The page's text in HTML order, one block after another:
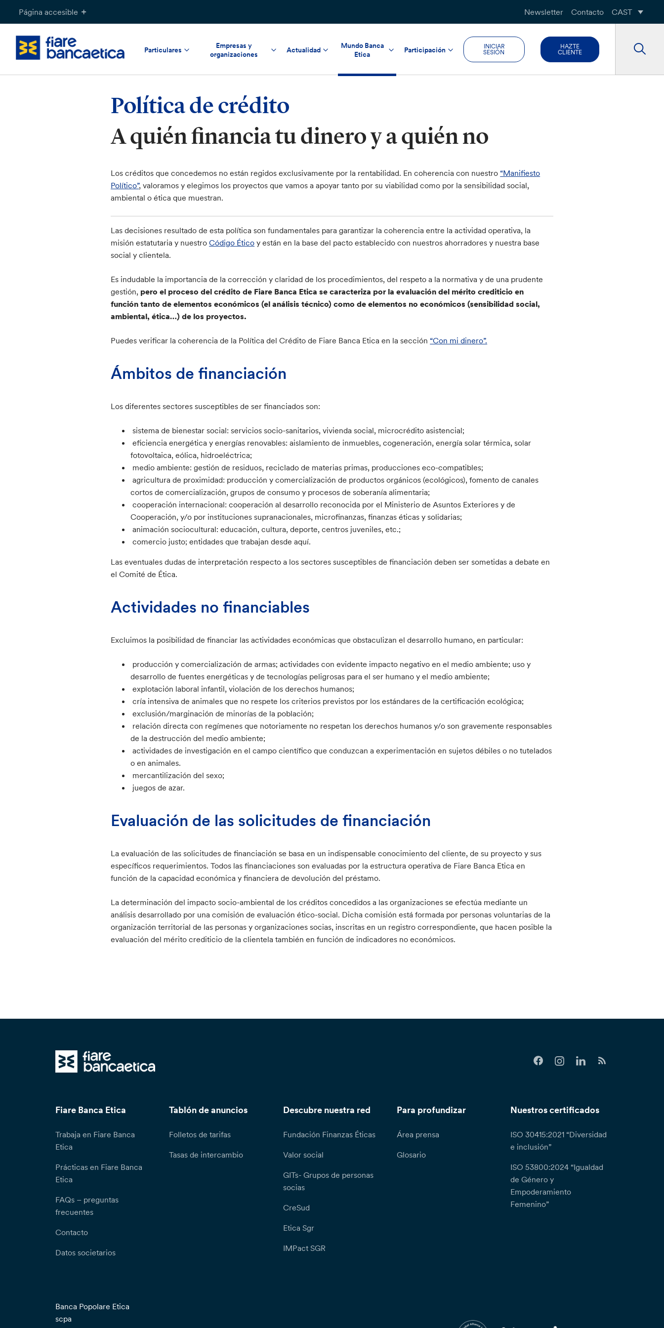
Página accesible Newsletter Contacto CAST
Particulares
Empresas y
organizaciones
Actualidad
Mundo Banca
Etica
Participación
INICIAR
SESIÓN
HAZTE
CLIENTE
Política de crédito
A quién financia tu dinero y a quién no
Los créditos que concedemos no están regidos exclusivamente por la rentabilidad. En coherencia con nuestro“Manifiesto
Político”, valoramos y elegimos los proyectos que vamos a apoyar tanto por su viabilidad como por la sensibilidad social,
ambiental o ética que muestran.
Las decisiones resultado de esta política son fundamentales para garantizar la coherencia entre la actividad operativa, la
misión estatutaria y nuestroCódigo Ético y están en la base del pacto establecido con nuestros ahorradores y nuestra base
social y clientela.
Es indudable la importancia de la corrección y claridad de los procedimientos, del respeto a la normativa y de una prudente
gestión, pero el proceso del crédito de Fiare Banca Etica se caracteriza por la evaluación del mérito crediticio en
función tanto de elementos económicos (el análisis técnico) como de elementos no económicos (sensibilidad social,
ambiental, ética…) de los proyectos.
Puedes verificar la coherencia de la Política del Crédito de Fiare Banca Etica en la sección“Con mi dinero”.
Ámbitos de financiación
Los diferentes sectores susceptibles de ser financiados son:
sistema de bienestar social: servicios socio-sanitarios, vivienda social, microcrédito asistencial;
eficiencia energética y energías renovables: aislamiento de inmuebles, cogeneración, energía solar térmica, solar
fotovoltaica, eólica, hidroeléctrica;
medio ambiente: gestión de residuos, reciclado de materias primas, producciones eco-compatibles;
agricultura de proximidad: producción y comercialización de productos orgánicos (ecológicos), fomento de canales
cortos de comercialización, grupos de consumo y procesos de soberanía alimentaria;
cooperación internacional: cooperación al desarrollo reconocida por el Ministerio de Asuntos Exteriores y de
Cooperación, y/o por instituciones supranacionales, microfinanzas, finanzas éticas y solidarias;
animación sociocultural: educación, cultura, deporte, centros juveniles, etc.;
comercio justo; entidades que trabajan desde aquí.
Las eventuales dudas de interpretación respecto a los sectores susceptibles de financiación deben ser sometidas a debate en
el Comité de Ética.
Actividades no financiables
Excluimos la posibilidad de financiar las actividades económicas que obstaculizan el desarrollo humano, en particular:
producción y comercialización de armas; actividades con evidente impacto negativo en el medio ambiente; uso y
desarrollo de fuentes energéticas y de tecnologías peligrosas para el ser humano y el medio ambiente;
explotación laboral infantil, violación de los derechos humanos;
cría intensiva de animales que no respete los criterios previstos por los estándares de la certificación ecológica;
exclusión/marginación de minorías de la población;
relación directa con regímenes que notoriamente no respetan los derechos humanos y/o son gravemente responsables
de la destrucción del medio ambiente;
actividades de investigación en el campo científico que conduzcan a experimentación en sujetos débiles o no tutelados
o en animales.
mercantilización del sexo;
juegos de azar.
Evaluación de las solicitudes de financiación
La evaluación de las solicitudes de financiación se basa en un indispensable conocimiento del cliente, de su proyecto y sus
específicos requerimientos. Todos las financiaciones son evaluadas por la estructura operativa de Fiare Banca Etica en
función de la capacidad económica y financiera de devolución del préstamo.
La determinación del impacto socio-ambiental de los créditos concedidos a las organizaciones se efectúa mediante un
análisis desarrollado por una comisión de evaluación ético-social. Dicha comisión está formada por personas voluntarias de la
organización territorial de las personas y organizaciones socias, inscritas en un registro correspondiente, que hacen posible la
evaluación del mérito crediticio de la clientela también en función de indicadores no económicos.
Fiare Banca Etica
Trabaja en Fiare Banca
Etica
Prácticas en Fiare Banca
Etica
FAQs – preguntas
frecuentes
Contacto
Datos societarios
Tablón de anuncios
Folletos de tarifas
Tasas de intercambio
Descubre nuestra red
Fundación Finanzas Éticas
Valor social
GITs- Grupos de personas
socias
CreSud
Etica Sgr
IMPact SGR
Para profundizar
Área prensa
Glosario
Nuestros certificados
ISO 30415:2021 “Diversidad
e inclusión”
ISO 53800:2024 “Igualdad
de Género y
Empoderamiento
Femenino”
Banca Popolare Etica
scpa